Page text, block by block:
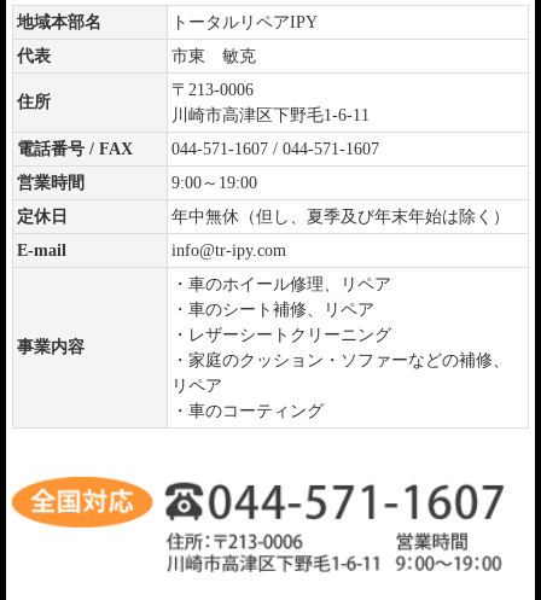
地域本部名
トータルリペアIPY
代表
市東 敏克
住所
〒213-0006
川崎市高津区下野毛1-6-11
電話番号 / FAX
044-571-1607 / 044-571-1607
営業時間
9:00～19:00
定休日
年中無休（但し、夏季及び年末年始は除く）
E-mail
info@tr-ipy.com
事業内容
・車のホイール修理、リペア
・車のシート補修、リペア
・レザーシートクリーニング
・家庭のクッション・ソファーなどの補修、
リペア
・車のコーティング